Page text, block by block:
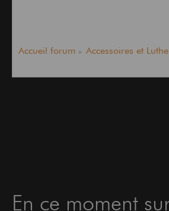
Accueil forum Accessoires et
En ce moment